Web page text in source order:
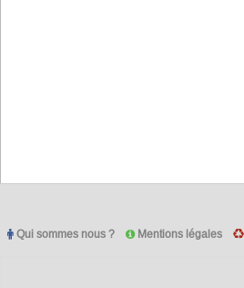
Qui sommes nous ? Mentions légales